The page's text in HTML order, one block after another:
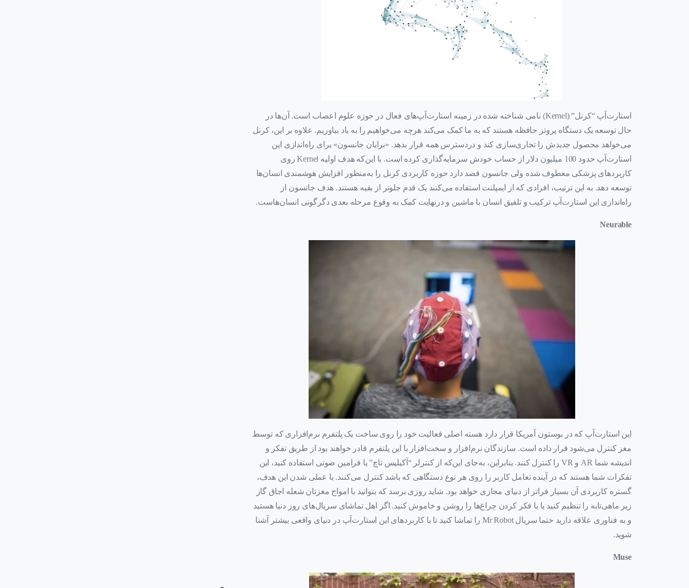
استارت‌آپ “کرنل” (Kernel) نامی شناخته شده در زمینه استارت‌آپ‌های فعال در حوزه علوم اعصاب است. آن‌ها در
حال توسعه یک دستگاه پروتز حافظه هستند که به ما کمک می‌کند هرچه می‌خواهیم را به یاد بیاوریم. علاوه بر این، کرنل
می‌خواهد محصول جدیدش را تجاری‌سازی کند و دردسترس همه قرار بدهد. «برایان جانسون» برای راه‌اندازی این
استارت‌آپ حدود 100 میلیون دلار از حساب خودش سرمایه‌گذاری کرده است. با این‌که هدف اولیه Kernel روی
کاربردهای پزشکی معطوف شده ولی جانسون قصد دارد حوزه کاربردی کرنل را به‌منظور افزایش هوشمندی انسان‌ها
توسعه دهد. به این ترتیب، افرادی که از ایمپلنت استفاده می‌کنند یک قدم جلوتر از بقیه هستند. هدف جانسون از
راه‌اندازی این استارت‌آپ ترکیب و تلفیق انسان با ماشین و درنهایت کمک به وقوع مرحله بعدی دگرگونی انسان‌هاست.
Neurable
این استارت‌آپ که در بوستون آمریکا قرار دارد هسته اصلی فعالیت خود را روی ساخت یک پلتفرم نرم‌افزاری که توسط
مغز کنترل می‌شود قرار داده است. سازندگان نرم‌افزار و سخت‌افزار با این پلتفرم قادر خواهند بود از طریق تفکر و
اندیشه شما AR و VR را کنترل کنند. بنابراین، به‌جای این‌که از کنترلر “آکیلیس تاچ” یا فرامین صوتی استفاده کنید، این
تفکرات شما هستند که در آینده تعامل کاربر را روی هر نوع دستگاهی که باشد کنترل می‌کنند. با عملی شدن این هدف،
گستره کاربردی آن بسیار فراتر از دنیای مجازی خواهد بود. شاید روزی برسد که بتوانید با امواج مغزتان شعله اجاق گاز
زیر ماهی‌تابه را تنظیم کنید یا با فکر کردن چراغ‌ها را روشن و خاموش کنید. اگر اهل تماشای سریال‌های روز دنیا هستید
و به فناوری علاقه دارید حتما سریال Mr Robot را تماشا کنید تا با کاربردهای این استارت‌آپ در دنیای واقعی بیشتر آشنا
شوید.
Muse